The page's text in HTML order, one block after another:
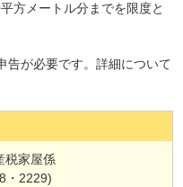
方メートル分までを限度と
が必要です。詳細について
税家屋係
・2229)